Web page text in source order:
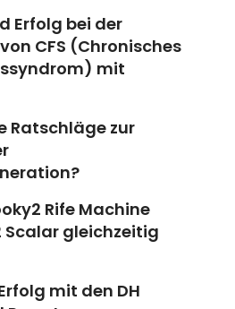
Erfolg bei der
CFS (Chronisches
mit
Ratschläge zur
Rife Machine
Scalar gleichzeitig
mit den DH